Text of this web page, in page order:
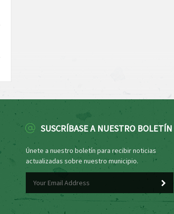
SUSCRÍBASE A NUESTRO BOLETÍN
Únete a nuestro boletín para recibir noticias
actualizadas sobre nuestro municipio.